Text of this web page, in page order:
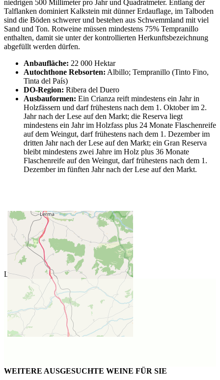
niedrigen 500 Millimeter pro Jahr und Quadratmeter. Entlang der
Talflanken dominiert Kalkstein mit dünner Erdauflage, im Talboden
sind die Böden schwerer und bestehen aus Schwemmland mit viel
Sand und Ton. Rotweine müssen mindestens 75% Tempranillo
enthalten, damit sie unter der kontrollierten Herkunftsbezeichnung
abgefüllt werden dürfen.
Anbaufläche: 22 000 Hektar
Autochthone Rebsorten: Albillo; Tempranillo (Tinto Fino,
Tinta del País)
DO-Region: Ribera del Duero
Ausbauformen: Ein Crianza reift mindestens ein Jahr in
Holzfässern und darf frühestens nach dem 1. Oktober im 2.
Jahr nach der Lese auf den Markt; die Reserva liegt
mindestens ein Jahr im Holzfass plus 24 Monate Flaschenreife
auf dem Weingut, darf frühestens nach dem 1. Dezember im
dritten Jahr nach der Lese auf den Markt; ein Gran Reserva
bleibt mindestens zwei Jahre im Holz plus 36 Monate
Flaschenreife auf den Weingut, darf frühestens nach dem 1.
Dezember im fünften Jahr nach der Lese auf den Markt.
Lage des Weinguts
WEITERE AUSGESUCHTE WEINE FÜR SIE